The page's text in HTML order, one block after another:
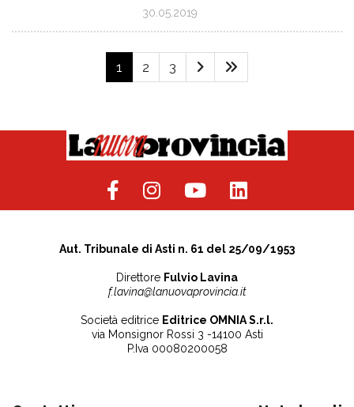
30.05.2019
1 2 3
Aut. Tribunale di Asti n. 61 del 25/09/1953
Direttore Fulvio Lavina
f.lavina@lanuovaprovincia.it
Società editrice Editrice OMNIA S.r.l.
via Monsignor Rossi 3 -14100 Asti
P.Iva 00080200058